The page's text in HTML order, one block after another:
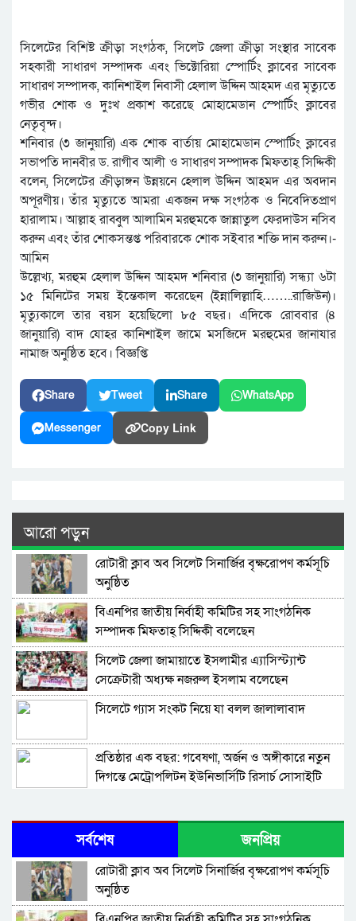
সিলেটের বিশিষ্ট ক্রীড়া সংগঠক, সিলেট জেলা ক্রীড়া সংস্থার সাবেক
সহকারী সাধারণ সম্পাদক এবং ভিক্টোরিয়া স্পোর্টিং ক্লাবের সাবেক
সাধারণ সম্পাদক, কানিশাইল নিবাসী হেলাল উদ্দিন আহমদ এর মৃত্যুতে
গভীর শোক ও দুঃখ প্রকাশ করেছে মোহামেডান স্পোর্টিং ক্লাবের
নেতৃবৃন্দ।
শনিবার (৩ জানুয়ারি) এক শোক বার্তায় মোহামেডান স্পোর্টিং ক্লাবের
সভাপতি দানবীর ড. রাগীব আলী ও সাধারণ সম্পাদক মিফতাহ্ সিদ্দিকী
বলেন, সিলেটের ক্রীড়াঙ্গন উন্নয়নে হেলাল উদ্দিন আহমদ এর অবদান
অপূরণীয়। তাঁর মৃত্যুতে আমরা একজন দক্ষ সংগঠক ও নিবেদিতপ্রাণ
হারালাম। আল্লাহ রাব্বুল আলামিন মরহুমকে জান্নাতুল ফেরদাউস নসিব
করুন এবং তাঁর শোকসন্তপ্ত পরিবারকে শোক সইবার শক্তি দান করুন।-
আমিন
উল্লেখ্য, মরহুম হেলাল উদ্দিন আহমদ শনিবার (৩ জানুয়ারি) সন্ধ্যা ৬টা
১৫ মিনিটের সময় ইন্তেকাল করেছেন (ইন্নালিল্লাহি……..রাজিউন)।
মৃত্যুকালে তার বয়স হয়েছিলো ৮৫ বছর। এদিকে রোববার (৪
জানুয়ারি) বাদ যোহর কানিশাইল জামে মসজিদে মরহুমের জানাযার
নামাজ অনুষ্ঠিত হবে। বিজ্ঞপ্তি
Share Tweet Share WhatsApp
Messenger Copy Link
আরো পড়ুন
রোটারী ক্লাব অব সিলেট সিনার্জির বৃক্ষরোপণ কর্মসূচি
অনুষ্ঠিত
বিএনপির জাতীয় নির্বাহী কমিটির সহ সাংগঠনিক
সম্পাদক মিফতাহ্ সিদ্দিকী বলেছেন
সিলেট জেলা জামায়াতে ইসলামীর এ্যাসিস্ট্যান্ট
সেক্রেটারী অধ্যক্ষ নজরুল ইসলাম বলেছেন
সিলেটে গ্যাস সংকট নিয়ে যা বলল জালালাবাদ
প্রতিষ্ঠার এক বছর: গবেষণা, অর্জন ও অঙ্গীকারে নতুন
দিগন্তে মেট্রোপলিটন ইউনিভার্সিটি রিসার্চ সোসাইটি
স্মৃতিস্তম্ভে শ্রদ্ধা নিবেদন
সিলেট মহানগর ছাত্রশিবিরের মিছিল সম্পন্ন
ধরিত্রী রক্ষায় আমরা’র উদ্যোগে সিলেটে বৃক্ষ রোপনের
সর্বশেষ জনপ্রিয়
রোটারী ক্লাব অব সিলেট সিনার্জির বৃক্ষরোপণ কর্মসূচি
অনুষ্ঠিত